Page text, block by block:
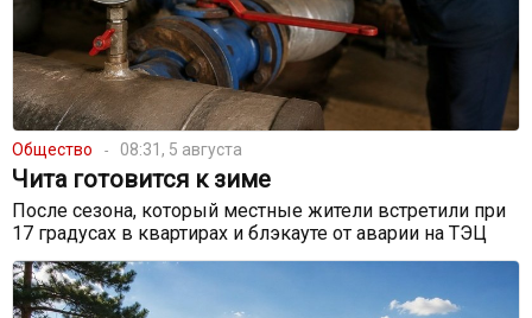
Общество 08:31, 5 августа
Чита готовится к зиме
После сезона, который местные жители встретили при
17 градусах в квартирах и блэкауте от аварии на ТЭЦ